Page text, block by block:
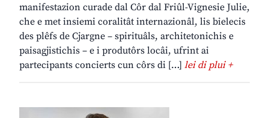
manifestazion curade dal Côr dal Friûl-Vignesie Julie,
che e met insiemi coralitât internazionâl, lis bielecis
des plêfs de Cjargne – spirituâls, architetonichis e
paisagjistichis – e i produtôrs locâi, ufrint ai
partecipants concierts cun côrs di […] lei di plui +